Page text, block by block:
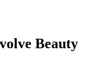
Beauty